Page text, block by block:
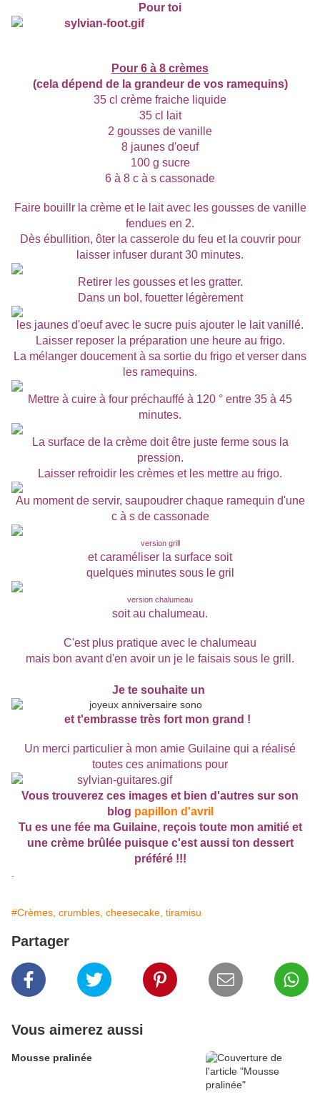
Pour toi
Pour 6 à 8 crèmes
(cela dépend de la grandeur de vos ramequins)
35 cl crème fraiche liquide
35 cl lait
2 gousses de vanille
8 jaunes d'oeuf
100 g sucre
6 à 8 c à s cassonade
Faire bouillr la crème et le lait avec les gousses de vanille
fendues en 2.
Dès ébullition, ôter la casserole du feu et la couvrir pour
laisser infuser durant 30 minutes.
Retirer les gousses et les gratter.
Dans un bol, fouetter légèrement
les jaunes d'oeuf avec le sucre puis ajouter le lait vanillé.
Laisser reposer la préparation une heure au frigo.
La mélanger doucement à sa sortie du frigo et verser dans
les ramequins.
Mettre à cuire à four préchauffé à 120 ° entre 35 à 45
minutes.
La surface de la crème doit être juste ferme sous la
pression.
Laisser refroidir les crèmes et les mettre au frigo.
Au moment de servir, saupoudrer chaque ramequin d'une
c à s de cassonade
version grill
et caraméliser la surface soit
quelques minutes sous le gril
version chalumeau
soit au chalumeau.
C'est plus pratique avec le chalumeau
mais bon avant d'en avoir un je le faisais sous le grill.
Je te souhaite un
et t'embrasse très fort mon grand !
Un merci particulier à mon amie Guilaine qui a réalisé
toutes ces animations pour
Vous trouverez ces images et bien d'autres sur son
blog papillon d'avril
Tu es une fée ma Guilaine, reçois toute mon amitié et
une crème brûlée puisque c'est aussi ton dessert
préféré !!!
#Crèmes, crumbles, cheesecake, tiramisu
Partager
Vous aimerez aussi
Mousse pralinée